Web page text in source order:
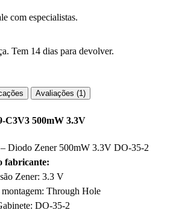
com especialistas.
Tem 14 dias para devolver.
Avaliações (1)
C3V3 500mW 3.3V
Diodo Zener 500mW 3.3V DO-35-2
fabricante:
Zener: 3.3 V
Through Hole
DO-35-2